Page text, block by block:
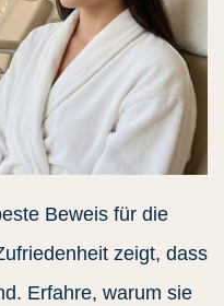
Beweis für die
zeigt, dass
Erfahre, warum sie